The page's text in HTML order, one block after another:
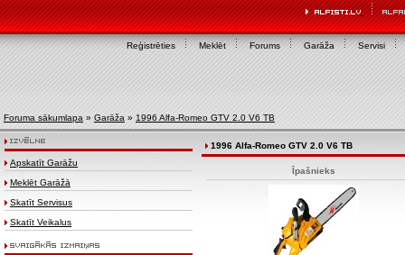
Reģistrēties Meklēt Forums Garāža Servisi
Foruma sākumlapa » Garāža » 1996 Alfa-Romeo GTV 2.0 V6 TB
Apskatīt Garāžu
Meklēt Garāžā
Skatīt Servisus
Skatīt Veikalus
1996 Alfa-Romeo GTV 2.0 V6 TB
Īpašnieks